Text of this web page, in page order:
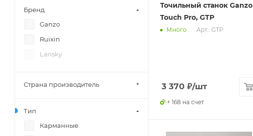
Точильный станок Ganzo
Touch Pro, GTP
Много Арт.: GTP
3 370 ₽/шт
+ 168 на счет
Бренд
Ganzo
Ruixin
Lansky
Страна производитель
Тип
Карманные